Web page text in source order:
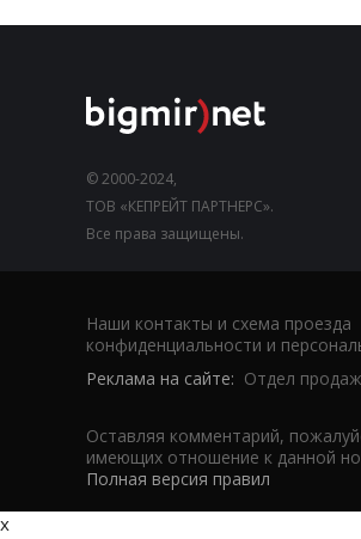
© 2000-2024,
ТОВ «КЕПРЕЙТ ПАРТНЕРС».
Все права защищены.
Наши контакты и схема проезда
конфиденциальности и
Реклама на сайте: Отдел
Оставляя комментарий,
имеющих отношение к данной
Полная версия правил
x